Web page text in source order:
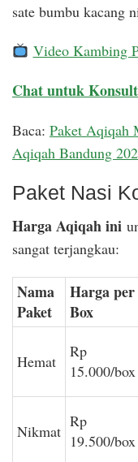
sate bumbu kacang
Video Kambing
Chat untuk
Baca: Paket Aqiqah
Aqiqah Bandung
Paket Nasi
Harga Aqiqah ini
sangat terjangkau:
Nama
Paket
Harga per
Box
Hemat
Rp
15.000/box
Nikmat
Rp
19.500/box